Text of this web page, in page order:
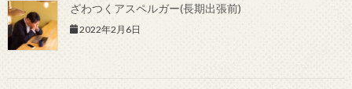
ざわつくアスペルガー(長期出張前)
2022年2月6日